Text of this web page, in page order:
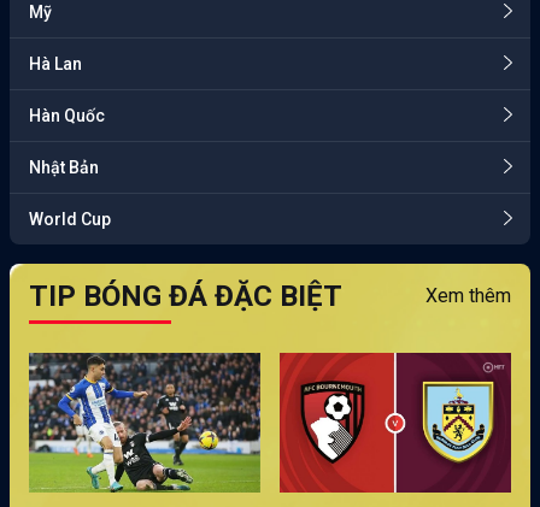
Mỹ
Hà Lan
Hàn Quốc
Nhật Bản
World Cup
TIP BÓNG ĐÁ ĐẶC BIỆT Xem thêm